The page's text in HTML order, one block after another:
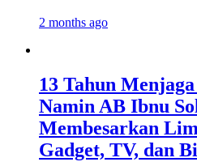
2 months ago
13 Tahun
Namin AB Ibnu
Membesarkan
Gadget, TV, dan